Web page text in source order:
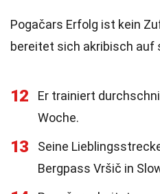
Pogačars Erfolg ist kein
bereitet sich akribisch auf
12
Er trainiert
Woche.
13
Seine
Bergpass Vršič in